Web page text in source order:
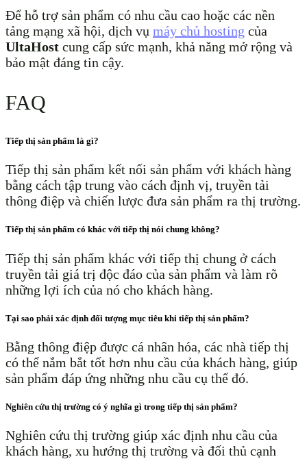
Để hỗ trợ sản phẩm có nhu cầu cao hoặc các nền
tảng mạng xã hội, dịch vụ máy chủ hosting của
UltaHost cung cấp sức mạnh, khả năng mở rộng và
bảo mật đáng tin cậy.
FAQ
Tiếp thị sản phẩm là gì?
Tiếp thị sản phẩm kết nối sản phẩm với khách hàng
bằng cách tập trung vào cách định vị, truyền tải
thông điệp và chiến lược đưa sản phẩm ra thị trường.
Tiếp thị sản phẩm có khác với tiếp thị nói chung không?
Tiếp thị sản phẩm khác với tiếp thị chung ở cách
truyền tải giá trị độc đáo của sản phẩm và làm rõ
những lợi ích của nó cho khách hàng.
Tại sao phải xác định đối tượng mục tiêu khi tiếp thị sản phẩm?
Bằng thông điệp được cá nhân hóa, các nhà tiếp thị
có thể nắm bắt tốt hơn nhu cầu của khách hàng, giúp
sản phẩm đáp ứng những nhu cầu cụ thể đó.
Nghiên cứu thị trường có ý nghĩa gì trong tiếp thị sản phẩm?
Nghiên cứu thị trường giúp xác định nhu cầu của
khách hàng, xu hướng thị trường và đối thủ cạnh